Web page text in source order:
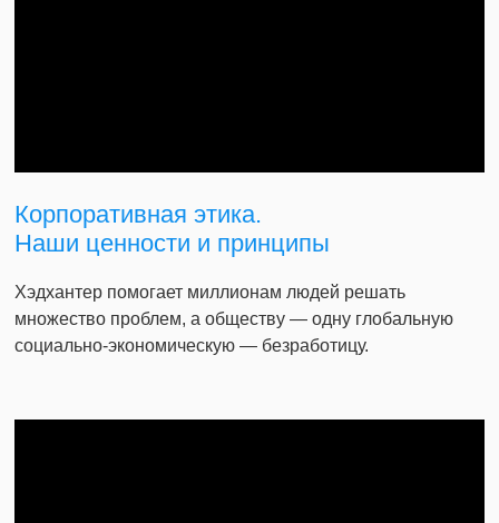
Корпоративная этика.
Наши ценности и принципы
Хэдхантер помогает миллионам людей решать
множество проблем, а обществу — одну глобальную
социально-экономическую — безработицу.